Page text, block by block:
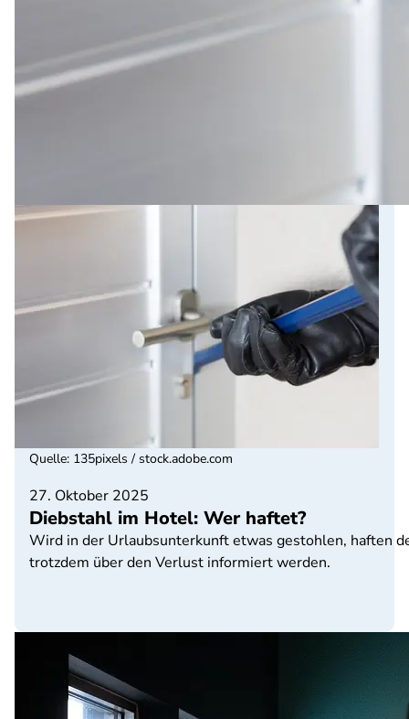
27. Oktober 2025
Diebstahl im Hotel: Wer haftet?
Wird in der Urlaubsunterkunft etwas gestohlen, haften
trotzdem über den Verlust informiert werden.
Quelle: 135pixels / stock.adobe.com